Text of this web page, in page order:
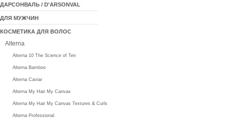
ДАРСОНВАЛЬ / D'ARSONVAL
ДЛЯ МУЖЧИН
КОСМЕТИКА ДЛЯ ВОЛОС
Alterna
Alterna 10 The Science of Ten
Alterna Bamboo
Alterna Caviar
Alterna My Hair My Canvas
Alterna My Hair My Canvas Textures & Curls
Alterna Professional